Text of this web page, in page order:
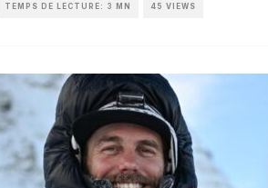
TEMPS DE LECTURE: 3 MN 45 VIEWS